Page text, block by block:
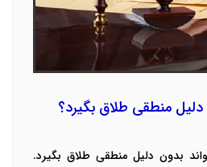
منطقی طلاق بگیرد؟
بدون دلیل منطقی طلاق بگیرد.